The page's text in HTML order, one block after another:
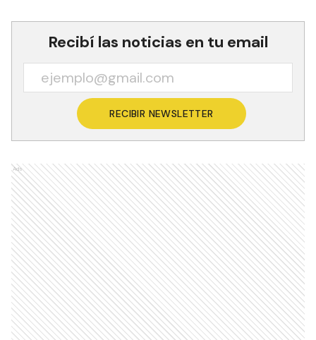
Recibí las noticias en tu email
RECIBIR NEWSLETTER
Ads